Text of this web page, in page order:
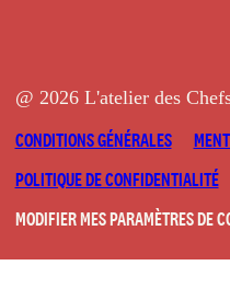
@ 2026 L'atelier des
CONDITIONS GÉNÉRALES
POLITIQUE DE CONFIDENTIALITÉ
MODIFIER MES PARAMÈTRES DE